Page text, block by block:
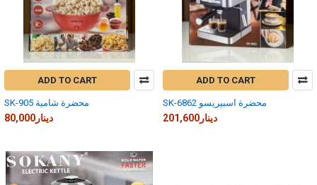
ADD TO CART
SK-905 محضرة شامية
80,000دينار
ADD TO CART
SK-6862 محضرة اسبيريسو
201,600دينار